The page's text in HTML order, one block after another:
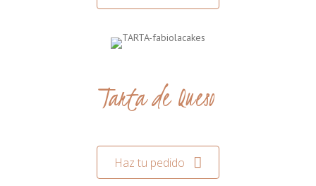
Tarta de Queso
Haz tu pedido